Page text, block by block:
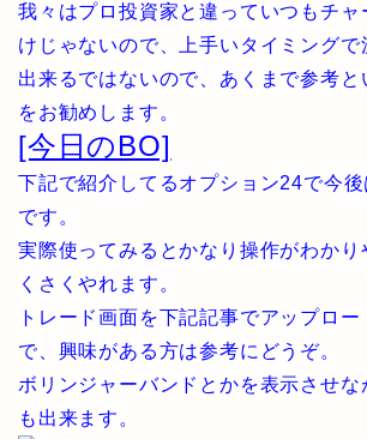
我々はプロ投資家と違っていつもチャ
けじゃないので、上手いタイミングで
出来るではないので、あくまで参考と
をお勧めします。
[今日のBO]
下記で紹介してるオプション24で今
です。
実際使ってみるとかなり操作がわかり
くさくやれます。
トレード画面を下記記事でアップロ
で、興味がある方は参考にどうぞ。
ボリンジャーバンドとかを表示させな
も出来ます。